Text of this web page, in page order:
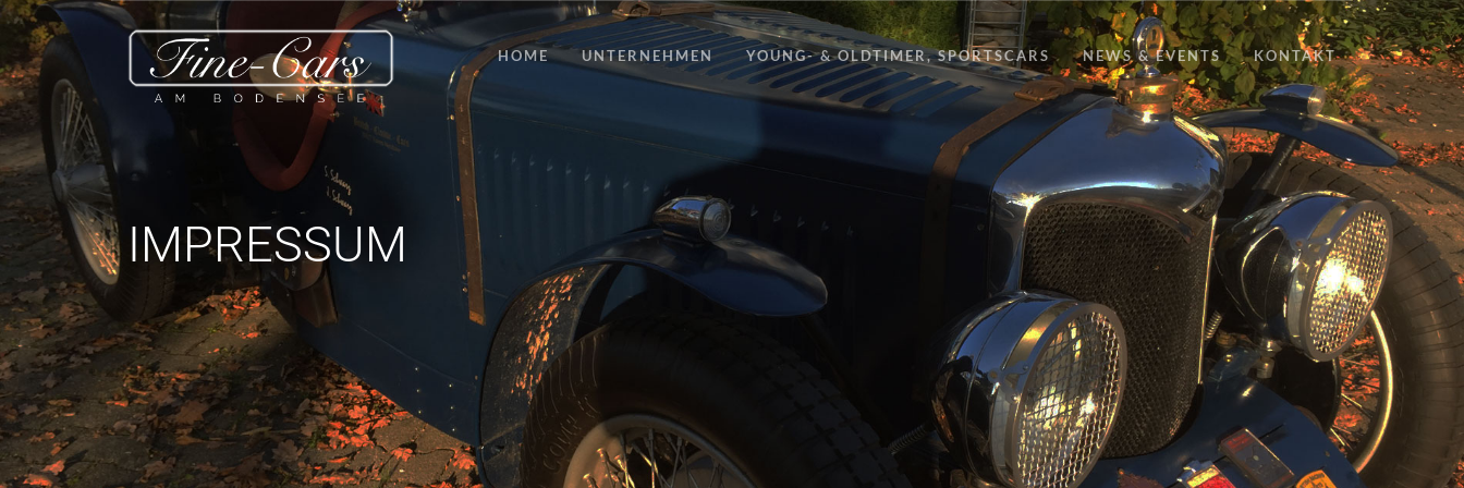
HOME UNTERNEHMEN YOUNG- & OLDTIMER, SPORTSCARS NEWS & EVENTS KONTAKT
IMPRESSUM